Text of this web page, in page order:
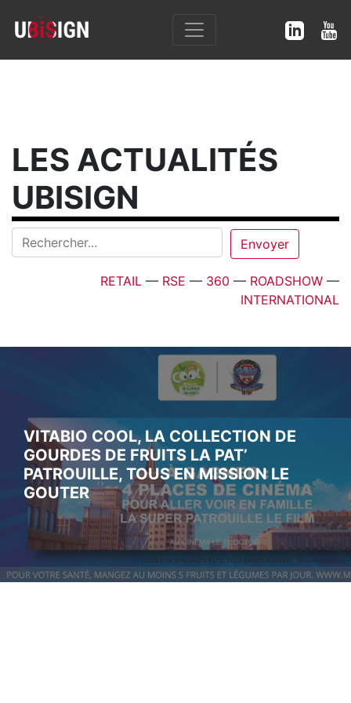
LES ACTUALITÉS
UBISIGN
RETAIL — RSE — 360 — ROADSHOW —
INTERNATIONAL
VITABIO COOL, LA COLLECTION DE
GOURDES DE FRUITS LA PAT’
PATROUILLE, TOUS EN MISSION LE
GOUTER